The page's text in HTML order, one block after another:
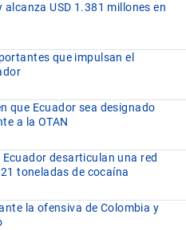
alcanza USD 1.381 millones en
que impulsan el
que Ecuador sea designado
a la OTAN
desarticulan una red
toneladas de cocaína
la ofensiva de Colombia y